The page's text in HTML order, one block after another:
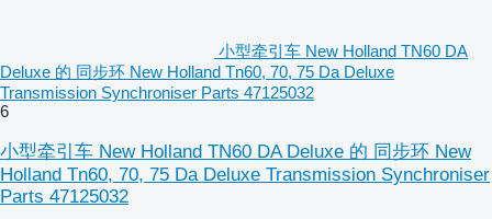
小型牵引车 New Holland TN60 DA
Deluxe 的 同步环 New Holland Tn60, 70, 75 Da Deluxe
Transmission Synchroniser Parts 47125032
6
小型牵引车 New Holland TN60 DA Deluxe 的 同步环 New
Holland Tn60, 70, 75 Da Deluxe Transmission Synchroniser
Parts 47125032